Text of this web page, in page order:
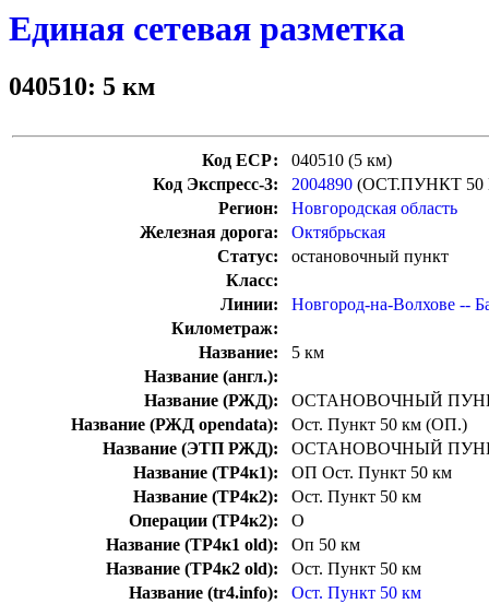
Единая сетевая разметка
040510: 5 км
Код ЕСР:
040510 (5 км)
Код Экспресс-3:
2004890 (ОСТ.ПУНКТ
Регион:
Новгородская область
Железная дорога:
Октябрьская
Статус:
остановочный пункт
Класс:
Линии:
Новгород-на-Волхове --
Километраж:
Название:
5 км
Название (англ.):
Название (РЖД):
ОСТАНОВОЧНЫЙ
Название (РЖД opendata):
Ост. Пункт 50 км (ОП.)
Название (ЭТП РЖД):
ОСТАНОВОЧНЫЙ
Название (ТР4к1):
ОП Ост. Пункт 50 км
Название (ТР4к2):
Ост. Пункт 50 км
Операции (ТР4к2):
О
Название (ТР4к1 old):
Оп 50 км
Название (ТР4к2 old):
Ост. Пункт 50 км
Название (tr4.info):
Ост. Пункт 50 км